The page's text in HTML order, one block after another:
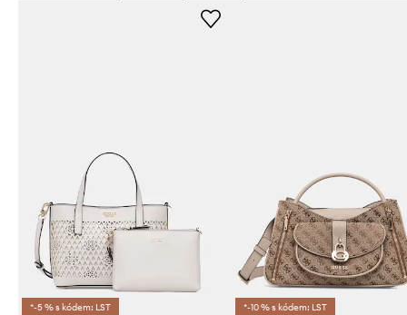
*-5 % s kódem: LST *-10 % s kódem: LST